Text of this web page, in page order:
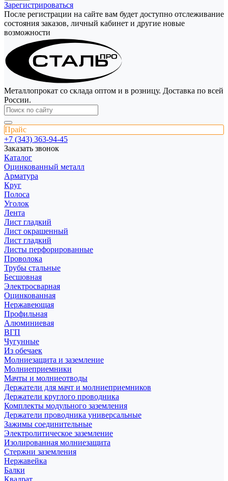
Зарегистрироваться
После регистрации на сайте вам будет доступно отслеживание
состояния заказов, личный кабинет и другие новые
возможности
Металлопрокат со склада оптом и в розницу. Доставка по всей
России.
Прайс
+7 (343) 363-94-45
Заказать звонок
Каталог
Оцинкованный металл
Арматура
Круг
Полоса
Уголок
Лента
Лист гладкий
Лист окрашенный
Лист гладкий
Листы перфорированные
Проволока
Трубы стальные
Бесшовная
Электросварная
Оцинкованная
Нержавеющая
Профильная
Алюминиевая
ВГП
Чугунные
Из обечаек
Молниезащита и заземление
Молниеприемники
Мачты и молниеотводы
Держатели для мачт и молниеприемников
Держатели круглого проводника
Комплекты модульного заземления
Держатели проводника универсальные
Зажимы соединительные
Электролитическое заземление
Изолированная молниезащита
Стержни заземления
Нержавейка
Балки
Квадрат